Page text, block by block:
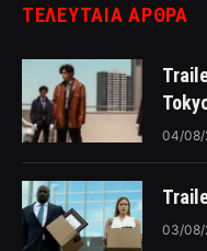
ΤΕΛΕΥΤΑΙΑ ΑΡΘΡΑ
04/08/
03/08/